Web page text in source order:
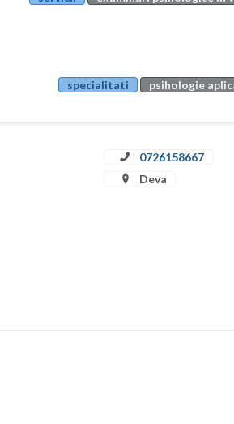
specialitati
psihologie
0726158667
Deva